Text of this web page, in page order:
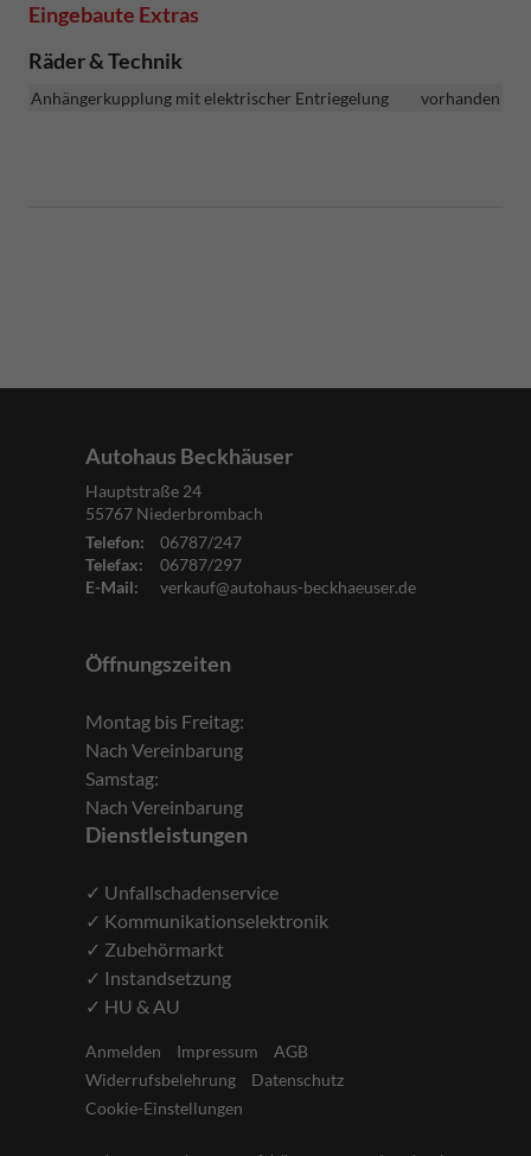
Eingebaute Extras
Räder & Technik
Anhängerkupplung mit elektrischer Entriegelung vorhanden
Autohaus Beckhäuser
Hauptstraße 24
55767 Niederbrombach
Telefon:
06787/247
Telefax:
06787/297
E-Mail:
verkauf@autohaus-beckhaeuser.de
Öffnungszeiten
Montag bis Freitag:
Nach Vereinbarung
Samstag:
Nach Vereinbarung
Dienstleistungen
✓ Unfallschadenservice
✓ Kommunikationselektronik
✓ Zubehörmarkt
✓ Instandsetzung
✓ HU & AU
Anmelden Impressum
AGB
Widerrufsbelehrung
Datenschutz
Cookie-Einstellungen